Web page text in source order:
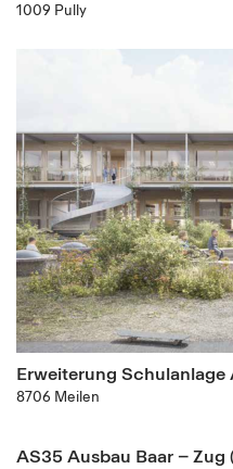
1009 Pully
Erweiterung Schulanlage
8706 Meilen
AS35 Ausbau Baar – Zug